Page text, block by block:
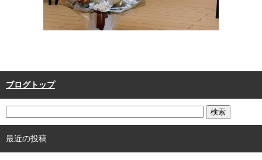
ブログトップ
最近の投稿